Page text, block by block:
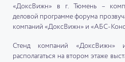
«ДоксВижн» в г. Тюмень –
деловой программе форума
компаний «ДоксВижн» и «АБС-
Стенд компаний «ДоксВижн»
располагаться на втором этаже